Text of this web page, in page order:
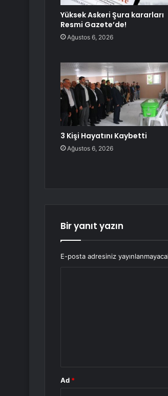
Yüksek Askeri Şura kararları
Resmi Gazete’de!
Ağustos 6, 2026
3 Kişi Hayatını Kaybetti
Ağustos 6, 2026
Bir yanıt yazın
E-posta adresiniz
Ad *